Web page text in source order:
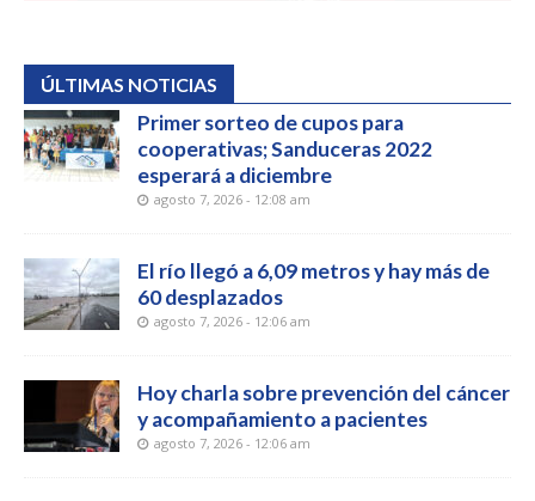
ÚLTIMAS NOTICIAS
Primer sorteo de cupos para
cooperativas; Sanduceras 2022
esperará a diciembre
agosto 7, 2026 - 12:08 am
El río llegó a 6,09 metros y hay más de
60 desplazados
agosto 7, 2026 - 12:06 am
Hoy charla sobre prevención del cáncer
y acompañamiento a pacientes
agosto 7, 2026 - 12:06 am